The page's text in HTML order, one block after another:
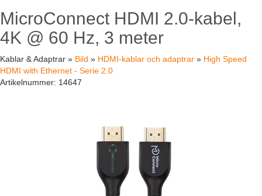
MicroConnect HDMI 2.0-kabel,
4K @ 60 Hz, 3 meter
Kablar & Adaptrar » Bild » HDMI-kablar och adaptrar » High Speed
HDMI with Ethernet - Serie 2.0
Artikelnummer: 14647